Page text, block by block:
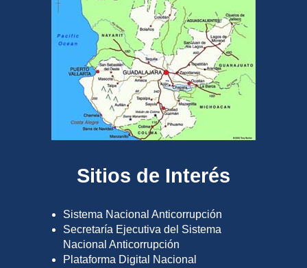
Sitios de Interés
Sistema Nacional Anticorrupción
Secretaría Ejecutiva del Sistema
Nacional Anticorrupción
Plataforma Digital Nacional